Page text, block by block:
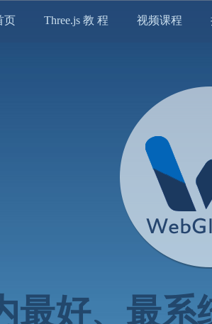
页 Three.js 教 程 视频课程
最好、最